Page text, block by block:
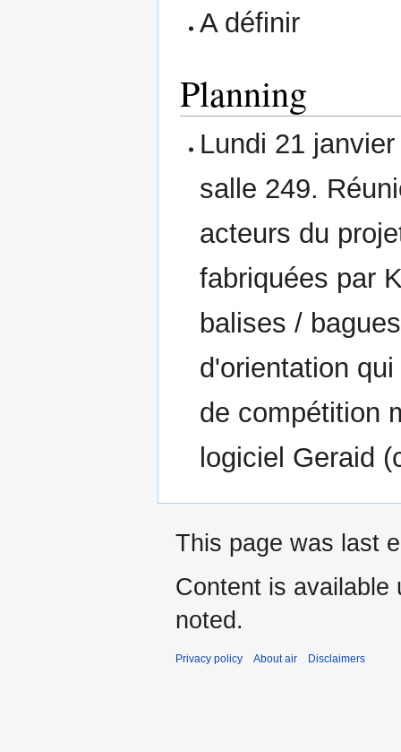
A définir
Planning
Lundi 21
salle 249.
acteurs du
fabriquées par
balises /
d'orientation
de compétition
logiciel Geraid
This page was last
Content is available
noted.
Privacy policy About air Disclaimers